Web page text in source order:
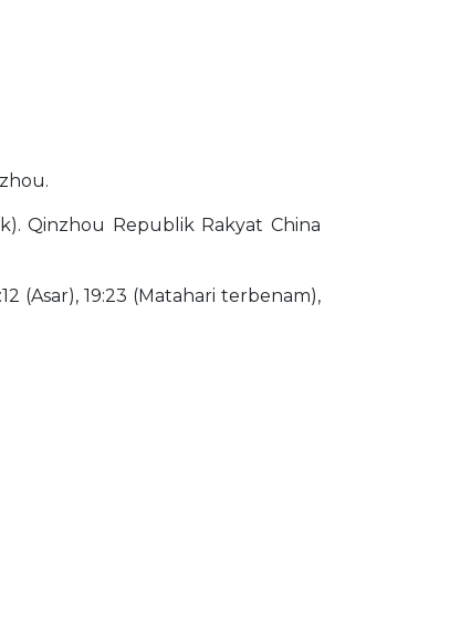
Qinzhou Republik Rakyat China
(Asar), 19:23 (Matahari terbenam),